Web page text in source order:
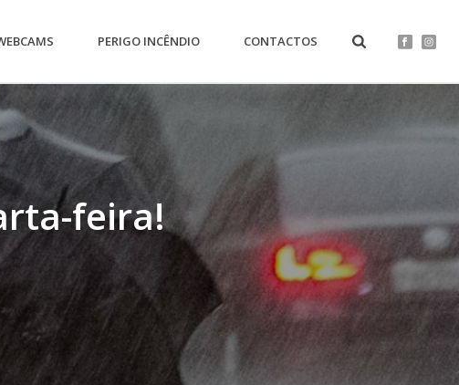
PERIGO INCÊNDIO CONTACTOS
feira!